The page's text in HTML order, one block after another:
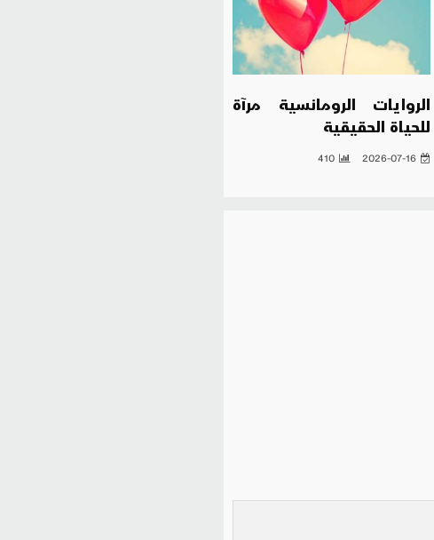
الروايات الرومانسية مرآة
للحياة الحقيقية
2026-07-16
410